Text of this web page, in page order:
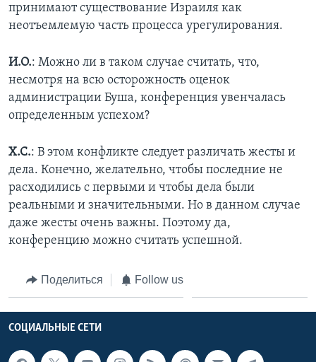
принимают существование Израиля как
неотъемлемую часть процесса урегулирования.
И.О.: Можно ли в таком случае считать, что,
несмотря на всю осторожность оценок
администрации Буша, конференция увенчалась
определенным успехом?
Х.С.: В этом конфликте следует различать жесты и
дела. Конечно, желательно, чтобы последние не
расходились с первыми и чтобы дела были
реальными и значительными. Но в данном случае
даже жесты очень важны. Поэтому да,
конференцию можно считать успешной.
Поделиться Follow us
СОЦИАЛЬНЫЕ СЕТИ